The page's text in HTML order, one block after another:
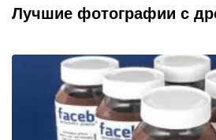
В
Лучшие фотографии с